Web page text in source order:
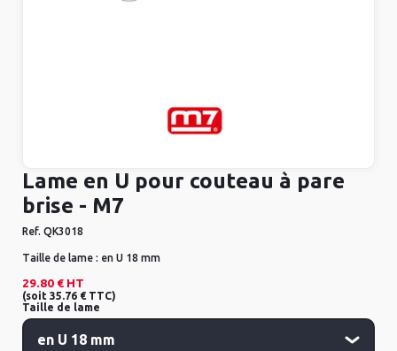
Lame en U pour couteau à pare
brise - M7
Ref. QK3018
Taille de lame : en U 18 mm
29.80 € HT
(soit 35.76 € TTC)
Taille de lame